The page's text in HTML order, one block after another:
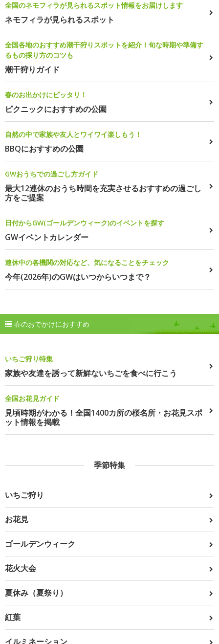
全国のネモフィラが見られるスポット情報をお届けします
ネモフィラが見られるスポット
全国各地のおすすめ潮干狩りスポットを紹介！旬な時期や準備す
るもの採り方のコツも
潮干狩りガイド
春のお出かけにピッタリ！
ピクニックにおすすめの公園
自然の中で家族や友人とワイワイ楽しもう！
BBQにおすすめの公園
GWおうちでの過ごし方ガイド
最大12連休のおうち時間を充実させるおすすめの過ごし
方をご提案
日付からGW(ゴールデンウィーク)のイベントを探す
GWイベントカレンダー
連休中の各機関の対応など、気になることをチェック
今年(2026年)のGWはいつからいつまで？
春のおでかけにおすすめ
いちご狩り特集
家族や友達を誘って新鮮ないちごを食べに行こう
全国お花見ガイド
見頃時期がわかる！全国1400カ所の桜名所・お花見スポ
ット情報を掲載
季節特集
いちご狩り
お花見
ゴールデンウィーク
花火大会
夏休み（夏祭り）
紅葉
イルミネーション